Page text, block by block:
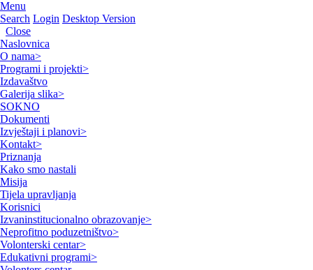
Menu
Search Login Desktop Version
Close
Naslovnica
O nama>
Programi i projekti>
Izdavaštvo
Galerija slika>
SOKNO
Dokumenti
Izvještaji i planovi>
Kontakt>
Priznanja
Kako smo nastali
Misija
Tijela upravljanja
Korisnici
Izvaninstitucionalno obrazovanje>
Neprofitno poduzetništvo>
Volonterski centar>
Edukativni programi>